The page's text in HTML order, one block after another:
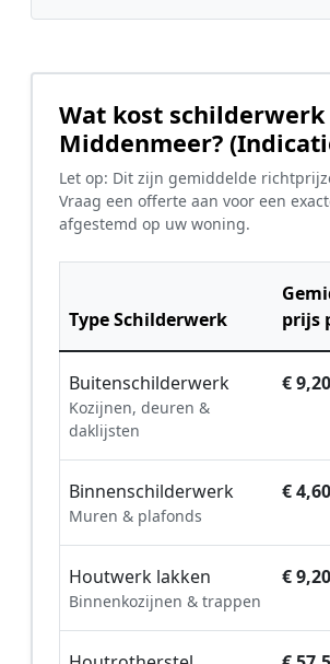
Wat kost
Middenmeer?
Let op: Dit zijn gemiddelde
Vraag een offerte aan voor een
afgestemd op uw woning.
Type Schilderwerk
prijs
Buitenschilderwerk
Kozijnen, deuren &
daklijsten
€
Binnenschilderwerk
Muren & plafonds
€
Houtwerk lakken
Binnenkozijnen & trappen
€